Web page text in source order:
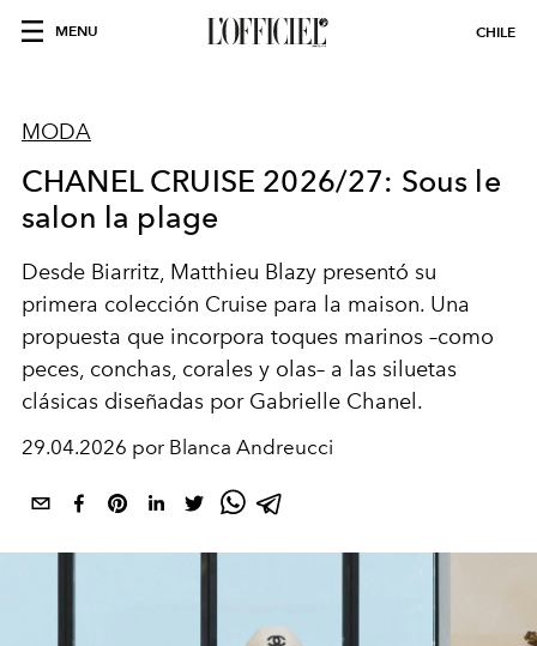
MENU CHILE
MODA
CHANEL CRUISE 2026/27: Sous le
salon la plage
Desde Biarritz, Matthieu Blazy presentó su
primera colección Cruise para la maison. Una
propuesta que incorpora toques marinos –como
peces, conchas, corales y olas– a las siluetas
clásicas diseñadas por Gabrielle Chanel.
29.04.2026 por Blanca Andreucci